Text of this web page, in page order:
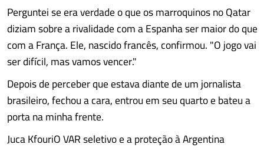
Perguntei se era verdade o que os marroquinos no Qatar
diziam sobre a rivalidade com a Espanha ser maior do que
com a França. Ele, nascido francês, confirmou. "O jogo vai
ser difícil, mas vamos vencer."
Depois de perceber que estava diante de um jornalista
brasileiro, fechou a cara, entrou em seu quarto e bateu a
porta na minha frente.
Juca KfouriO VAR seletivo e a proteção à Argentina